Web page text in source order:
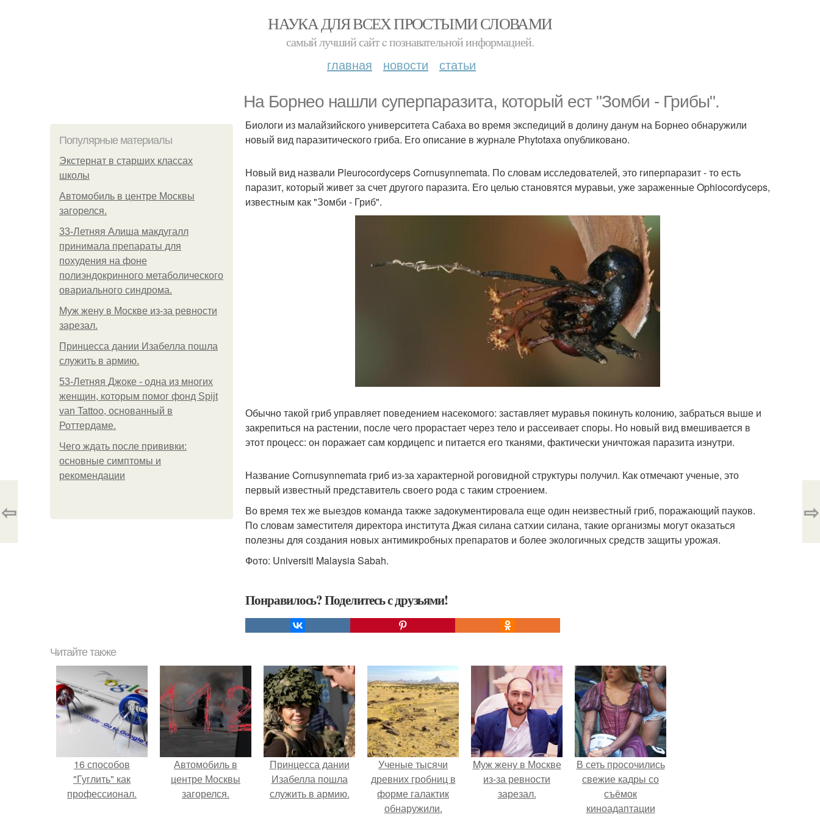
НАУКА ДЛЯ ВСЕХ ПРОСТЫМИ СЛОВАМИ
самый лучший сайт c познавательной информацией.
главная новости статьи
На Борнео нашли суперпаразита, который ест "Зомби - Грибы".
Популярные материалы
Экстернат в старших классах
школы
Автомобиль в центре Москвы
загорелся.
33-Летняя Алиша макдугалл
принимала препараты для
похудения на фоне
полиэндокринного метаболического
овариального синдрома.
Mуж жену в Москве из-за ревности
зарезал.
Принцесса дании Изабелла пошла
служить в армию.
53-Летняя Джоке - одна из многих
женщин, которым помог фонд Spijt
van Tattoo, основанный в
Роттердаме.
Чего ждать после прививки:
основные симптомы и
рекомендации
Биологи из малайзийского университета Сабаха во время экспедиций в долину данум на Борнео обнаружили
новый вид паразитического гриба. Его описание в журнале Phytotaxa опубликовано.
Новый вид назвали Pleurocordyceps Cornusynnemata. По словам исследователей, это гиперпаразит - то есть
паразит, который живет за счет другого паразита. Его целью становятся муравьи, уже зараженные Ophiocordyceps,
известным как "Зомби - Гриб".
Обычно такой гриб управляет поведением насекомого: заставляет муравья покинуть колонию, забраться выше и
закрепиться на растении, после чего прорастает через тело и рассеивает споры. Но новый вид вмешивается в
этот процесс: он поражает сам кордицепс и питается его тканями, фактически уничтожая паразита изнутри.
Название Cornusynnemata гриб из-за характерной роговидной структуры получил. Как отмечают ученые, это
первый известный представитель своего рода с таким строением.
Во время тех же выездов команда также задокументировала еще один неизвестный гриб, поражающий пауков.
По словам заместителя директора института Джая силана сатхии силана, такие организмы могут оказаться
полезны для создания новых антимикробных препаратов и более экологичных средств защиты урожая.
Фото: Universiti Malaysia Sabah.
Понравилось? Поделитесь с друзьями!
⇦ ⇨
Читайте также
16 способов
"Гуглить" как
профессионал.
Автомобиль в
центре Москвы
загорелся.
Принцесса дании
Изабелла пошла
служить в армию.
Ученые тысячи
древних гробниц в
форме галактик
обнаружили.
Mуж жену в Москве
из-за ревности
зарезал.
В сеть просочились
свежие кадры со
съёмок
киноадаптации